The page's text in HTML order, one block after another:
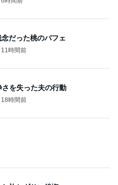
だった桃のパフェ
11時間前
を失った夫の行動
18時間前